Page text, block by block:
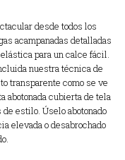
desde todos los
acampanadas detalladas
para un calce fácil.
nuestra técnica de
transparente como se ve
abotonada cubierta de tela
estilo. Úselo abotonado
elevada o desabrochado